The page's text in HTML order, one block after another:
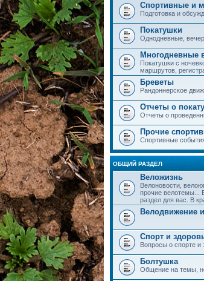
Спортивные и
Подготовка и
Покатушки
Однодневные,
Многодневные
Покатушки с
маршрутов,
Бреветы
Рандоннерское
Отчеты о
Отчеты о
Прочие
Спортивные
ОБЩИЙ РАЗДЕЛ
Веложизнь
Велоновости,
прочие велотемы...
раздел для вас. В
Велодвижение
Спорт и
Вопросы о спорте и
Болтушка
Общение на темы,